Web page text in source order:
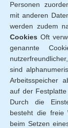
Personen
mit anderen
werden zudem
Cookies Oft
genannte
sind
Arbeitsspeicher
auf der Festplatte
Durch die
besteht die freie
beim Setzen